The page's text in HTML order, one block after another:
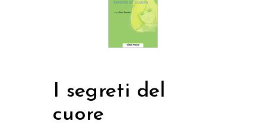
I segreti del
cuore